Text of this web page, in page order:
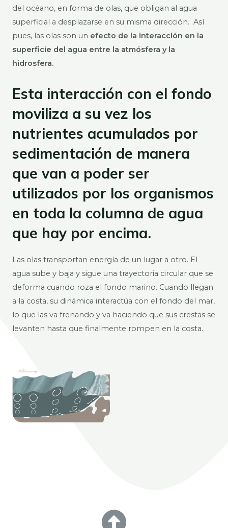
del océano, en forma de olas, que obligan al agua
superficial a desplazarse en su misma dirección. Así
pues, las olas son un efecto de la interacción en la
superficie del agua entre la atmósfera y la
hidrosfera.
Esta interacción con el fondo
moviliza a su vez los
nutrientes acumulados por
sedimentación de manera
que van a poder ser
utilizados por los organismos
en toda la columna de agua
que hay por encima.
Las olas transportan energía de un lugar a otro. El
agua sube y baja y sigue una trayectoria circular que se
deforma cuando roza el fondo marino. Cuando llegan
a la costa, su dinámica interactúa con el fondo del mar,
lo que las va frenando y va haciendo que sus crestas se
levanten hasta que finalmente rompen en la costa.